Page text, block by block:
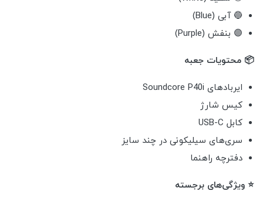
🔵 آبی (Blue)
🟣 بنفش (Purple)
📦 محتویات جعبه
ایربادهای Soundcore P40i
کیس شارژ
کابل USB-C
سری‌های سیلیکونی در چند سایز
دفترچه راهنما
⭐ ویژگی‌های برجسته